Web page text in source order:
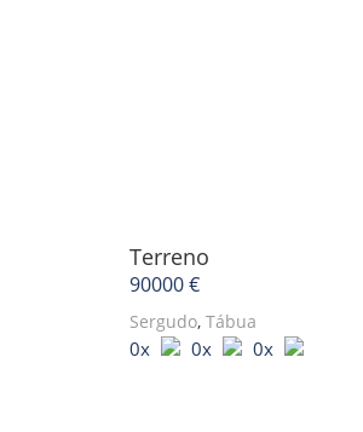
Terreno
90000 €
Sergudo, Tábua
0x 0x 0x